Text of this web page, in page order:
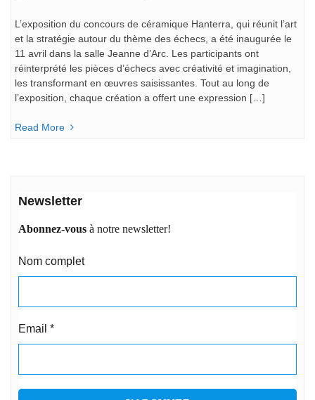
L’exposition du concours de céramique Hanterra, qui réunit l’art
et la stratégie autour du thème des échecs, a été inaugurée le
11 avril dans la salle Jeanne d’Arc. Les participants ont
réinterprété les pièces d’échecs avec créativité et imagination,
les transformant en œuvres saisissantes. Tout au long de
l’exposition, chaque création a offert une expression […]
Read More
Newsletter
Abonnez-vous à notre newsletter!
Nom complet
Email *